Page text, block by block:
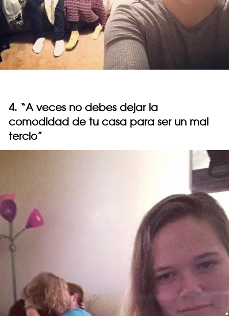
4. “A veces no debes dejar la
comodidad de tu casa para ser un mal
tercio”